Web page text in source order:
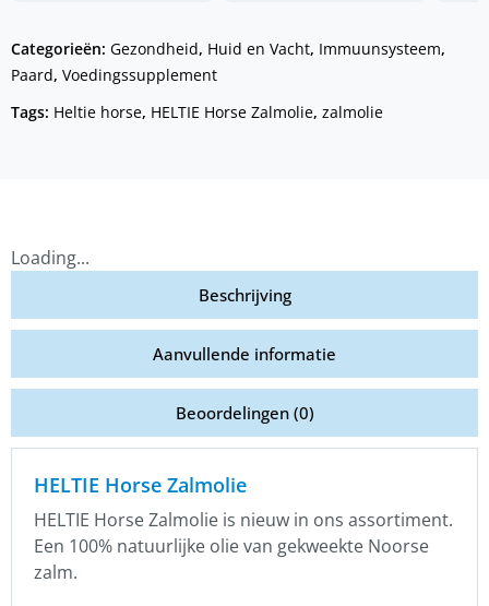
Categorieën: Gezondheid, Huid en Vacht, Immuunsysteem,
Paard, Voedingssupplement
Tags: Heltie horse, HELTIE Horse Zalmolie, zalmolie
Loading...
Beschrijving
Aanvullende informatie
Beoordelingen (0)
HELTIE Horse Zalmolie
HELTIE Horse Zalmolie is nieuw in ons assortiment.
Een 100% natuurlijke olie van gekweekte Noorse
zalm.